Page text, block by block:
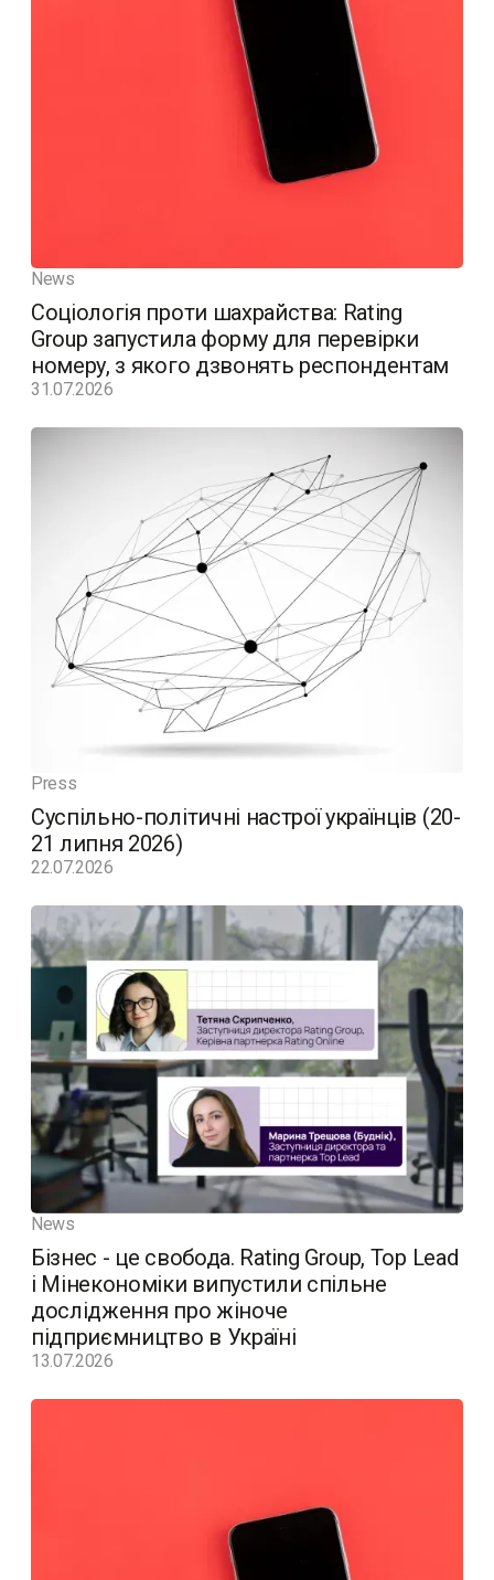
News
Соціологія проти шахрайства: Rating
Group запустила форму для перевірки
номеру, з якого дзвонять респондентам
31.07.2026
Press
Суспільно-політичні настрої українців (20-
21 липня 2026)
22.07.2026
News
Бізнес - це свобода. Rating Group, Top Lead
і Мінекономіки випустили спільне
дослідження про жіноче
підприємництво в Україні
13.07.2026